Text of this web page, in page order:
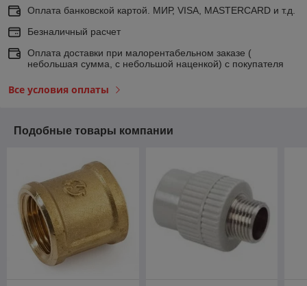
Оплата банковской картой. МИР, VISA, MASTERCARD и т.д.
Безналичный расчет
Оплата доставки при малорентабельном заказе (
небольшая сумма, с небольшой наценкой) с покупателя
Все условия оплаты
Подобные товары компании